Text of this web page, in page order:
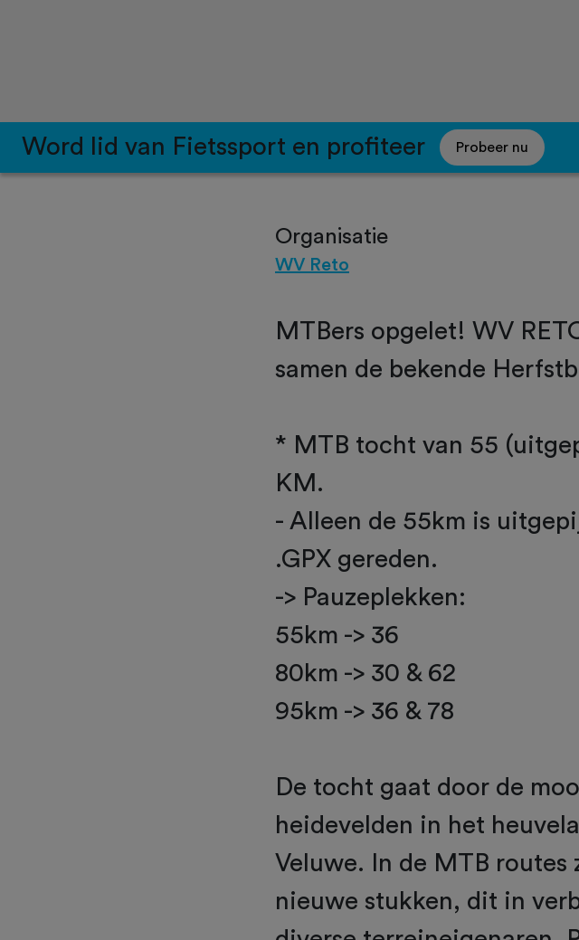
Word lid van Fietssport en profiteer Probeer nu
Organisatie
WV Reto
MTBers opgelet! WV
samen de bekende
* MTB tocht van 55
KM.
- Alleen de 55km is
.GPX gereden.
-> Pauzeplekken:
55km -> 36
80km -> 30 & 62
95km -> 36 & 78
De tocht gaat door de
heidevelden in het
Veluwe. In de MTB
nieuwe stukken, dit in